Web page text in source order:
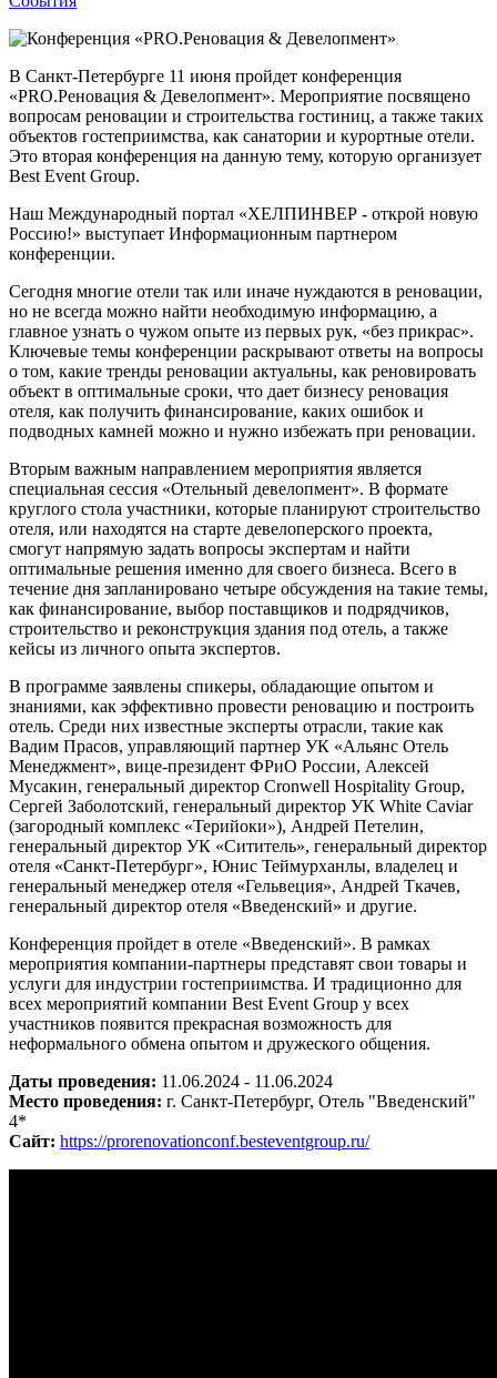
В Санкт-Петербурге 11 июня пройдет конференция
«PRO.Реновация & Девелопмент». Мероприятие посвящено
вопросам реновации и строительства гостиниц, а также таких
объектов гостеприимства, как санатории и курортные отели.
Это вторая конференция на данную тему, которую организует
Best Event Group.
Наш Международный портал «ХЕЛПИНВЕР - открой новую
Россию!» выступает Информационным партнером
конференции.
Cегодня многие отели так или иначе нуждаются в реновации,
но не всегда можно найти необходимую информацию, а
главное узнать о чужом опыте из первых рук, «без прикрас».
Ключевые темы конференции раскрывают ответы на вопросы
о том, какие тренды реновации актуальны, как реновировать
объект в оптимальные сроки, что дает бизнесу реновация
отеля, как получить финансирование, каких ошибок и
подводных камней можно и нужно избежать при реновации.
Вторым важным направлением мероприятия является
специальная сессия «Отельный девелопмент». В формате
круглого стола участники, которые планируют строительство
отеля, или находятся на старте девелоперского проекта,
смогут напрямую задать вопросы экспертам и найти
оптимальные решения именно для своего бизнеса. Всего в
течение дня запланировано четыре обсуждения на такие темы,
как финансирование, выбор поставщиков и подрядчиков,
строительство и реконструкция здания под отель, а также
кейсы из личного опыта экспертов.
В программе заявлены спикеры, обладающие опытом и
знаниями, как эффективно провести реновацию и построить
отель. Среди них известные эксперты отрасли, такие как
Вадим Прасов, управляющий партнер УК «Альянс Отель
Менеджмент», вице-президент ФРиО России, Алексей
Мусакин, генеральный директор Cronwell Hospitality Group,
Сергей Заболотский, генеральный директор УК White Caviar
(загородный комплекс «Терийоки»), Андрей Петелин,
генеральный директор УК «Сититель», генеральный директор
отеля «Санкт-Петербург», Юнис Теймурханлы, владелец и
генеральный менеджер отеля «Гельвеция», Андрей Ткачев,
генеральный директор отеля «Введенский» и другие.
Конференция пройдет в отеле «Введенский». В рамках
мероприятия компании-партнеры представят свои товары и
услуги для индустрии гостеприимства. И традиционно для
всех мероприятий компании Best Event Group у всех
участников появится прекрасная возможность для
неформального обмена опытом и дружеского общения.
Даты проведения: 11.06.2024 - 11.06.2024
Место проведения: г. Санкт-Петербург, Отель "Введенский"
4*
Сайт: https://prorenovationconf.besteventgroup.ru/